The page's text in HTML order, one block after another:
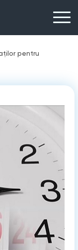
pentru